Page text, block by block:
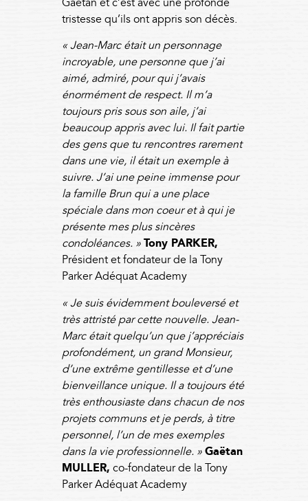
tristesse qu’ils ont appris son décès.
« Jean-Marc était un personnage
incroyable, une personne que j’ai
aimé, admiré, pour qui j’avais
énormément de respect. Il m’a
toujours pris sous son aile, j’ai
beaucoup appris avec lui. Il fait partie
des gens que tu rencontres rarement
dans une vie, il était un exemple à
suivre. J’ai une peine immense pour
la famille Brun qui a une place
spéciale dans mon coeur et à qui je
présente mes plus sincères
condoléances. »Tony PARKER,
Président et fondateur de la Tony
Parker Adéquat Academy
« Je suis évidemment bouleversé et
très attristé par cette nouvelle. Jean-
Marc était quelqu’un que j’appréciais
profondément, un grand Monsieur,
d’une extrême gentillesse et d’une
bienveillance unique. Il a toujours été
très enthousiaste dans chacun de nos
projets communs et je perds, à titre
personnel, l’un de mes exemples
dans la vie professionnelle. »Gaëtan
MULLER, co-fondateur de la Tony
Parker Adéquat Academy